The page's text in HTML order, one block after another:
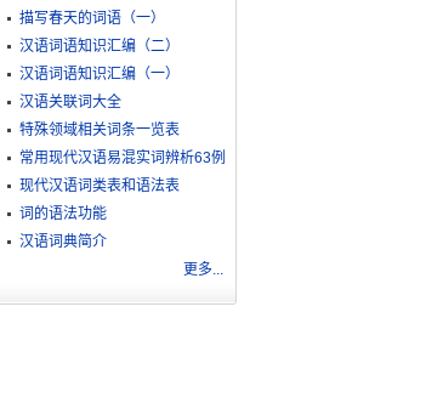
描写春天的词语（一）
汉语词语知识汇编（二）
汉语词语知识汇编（一）
汉语关联词大全
特殊领域相关词条一览表
常用现代汉语易混实词辨析63例
现代汉语词类表和语法表
词的语法功能
汉语词典简介
更多...